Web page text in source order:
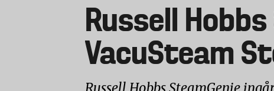
Russell
VacuSteam